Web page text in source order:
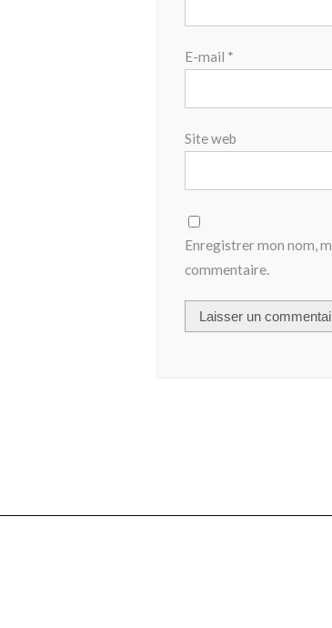
E-mail *
Site web
Enregistrer mon nom,
commentaire.